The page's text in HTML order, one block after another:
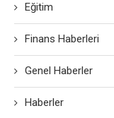
Eğitim
Finans Haberleri
Genel Haberler
Haberler